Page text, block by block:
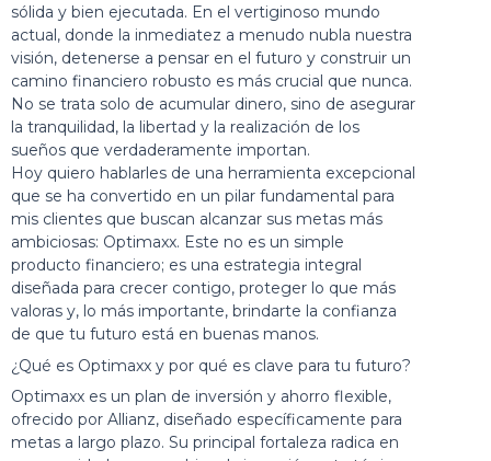
sólida y bien ejecutada. En el vertiginoso mundo
actual, donde la inmediatez a menudo nubla nuestra
visión, detenerse a pensar en el futuro y construir un
camino financiero robusto es más crucial que nunca.
No se trata solo de acumular dinero, sino de asegurar
la tranquilidad, la libertad y la realización de los
sueños que verdaderamente importan.
Hoy quiero hablarles de una herramienta excepcional
que se ha convertido en un pilar fundamental para
mis clientes que buscan alcanzar sus metas más
ambiciosas: Optimaxx. Este no es un simple
producto financiero; es una estrategia integral
diseñada para crecer contigo, proteger lo que más
valoras y, lo más importante, brindarte la confianza
de que tu futuro está en buenas manos.
¿Qué es Optimaxx y por qué es clave para tu futuro?
Optimaxx es un plan de inversión y ahorro flexible,
ofrecido por Allianz, diseñado específicamente para
metas a largo plazo. Su principal fortaleza radica en